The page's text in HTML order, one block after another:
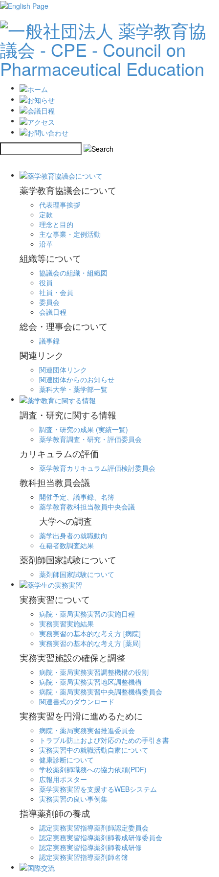
薬学教育協議会について
代表理事挨拶
定款
理念と目的
主な事業・定例活動
沿革
組織等について
協議会の組織・組織図
役員
社員・会員
委員会
会議日程
総会・理事会について
議事録
関連リンク
関連団体リンク
関連団体からのお知らせ
薬科大学・薬学部一覧
調査・研究に関する情報
調査・研究の成果 (実績一覧)
薬学教育調査・研究・評価委員会
カリキュラムの評価
薬学教育カリキュラム評価検討委員会
教科担当教員会議
開催予定、議事録、名簿
薬学教育教科担当教員中央会議
大学への調査
薬学出身者の就職動向
在籍者数調査結果
薬剤師国家試験について
薬剤師国家試験について
実務実習について
病院・薬局実務実習の実施日程
実務実習実施結果
実務実習の基本的な考え方 [病院]
実務実習の基本的な考え方 [薬局]
実務実習施設の確保と調整
病院・薬局実務実習調整機構の役割
病院・薬局実務実習地区調整機構
病院・薬局実務実習中央調整機構委員会
関連書式のダウンロード
実務実習を円滑に進めるために
病院・薬局実務実習推進委員会
トラブル防止および対応のための手引き書
実務実習中の就職活動自粛について
健康診断について
学校薬剤師職務への協力依頼(PDF)
広報用ポスター
薬学実務実習を支援するWEBシステム
実務実習の良い事例集
指導薬剤師の養成
認定実務実習指導薬剤師認定委員会
認定実務実習指導薬剤師養成研修委員会
認定実務実習指導薬剤師養成研修
認定実務実習指導薬剤師名簿